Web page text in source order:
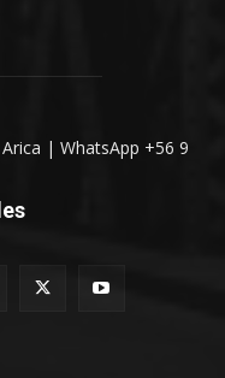
| WhatsApp +56 9